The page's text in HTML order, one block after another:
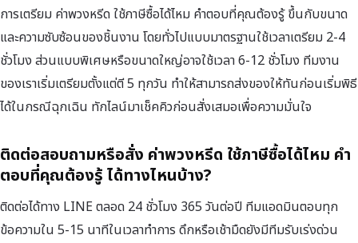
การเตรียม ค่าพวงหรีด ใช้ภาษีซื้อได้ไหม คำตอบที่คุณต้องรู้ ขึ้นกับขนาด
และความซับซ้อนของชิ้นงาน โดยทั่วไปแบบมาตรฐานใช้เวลาเตรียม 2-4
ชั่วโมง ส่วนแบบพิเศษหรือขนาดใหญ่อาจใช้เวลา 6-12 ชั่วโมง ทีมงาน
ของเราเริ่มเตรียมตั้งแต่ตี 5 ทุกวัน ทำให้สามารถส่งของให้ทันก่อนเริ่มพิธี
ได้ในกรณีฉุกเฉิน ทักไลน์มาเช็คคิวก่อนสั่งเสมอเพื่อความมั่นใจ
ติดต่อสอบถามหรือสั่ง ค่าพวงหรีด ใช้ภาษีซื้อได้ไหม คำ
ตอบที่คุณต้องรู้ ได้ทางไหนบ้าง?
ติดต่อได้ทาง LINE ตลอด 24 ชั่วโมง 365 วันต่อปี ทีมแอดมินตอบทุก
ข้อความใน 5-15 นาทีในเวลาทำการ ดึกหรือเช้ามืดยังมีทีมรับเร่งด่วน